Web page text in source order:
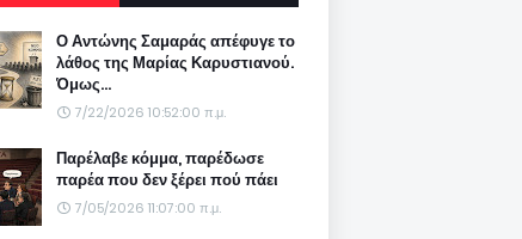
Ο Αντώνης Σαμαράς απέφυγε το
λάθος της Μαρίας Καρυστιανού.
Όμως...
7/22/2026 10:52:00 π.μ.
Παρέλαβε κόμμα, παρέδωσε
παρέα που δεν ξέρει πού πάει
7/05/2026 11:07:00 π.μ.